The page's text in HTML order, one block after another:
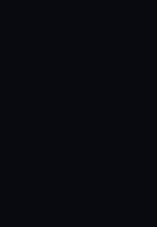
sich dadurch in komplexe
Sets oder bei riggintensiven Aufbauten
in Celeb eine professionelle Referenz.